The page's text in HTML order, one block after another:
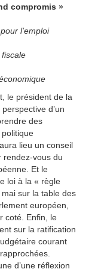
compromis »
l’emploi
le président de la
d’un
des
politique
lieu un conseil
rendez-vous du
Et le
loi à la « règle
sur la table des
européen,
coté. Enfin, le
sur la ratification
courant
d’une réflexion